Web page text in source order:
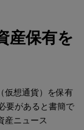
産保有を
仮想通貨）を保有
要があると書簡で
産ニュース